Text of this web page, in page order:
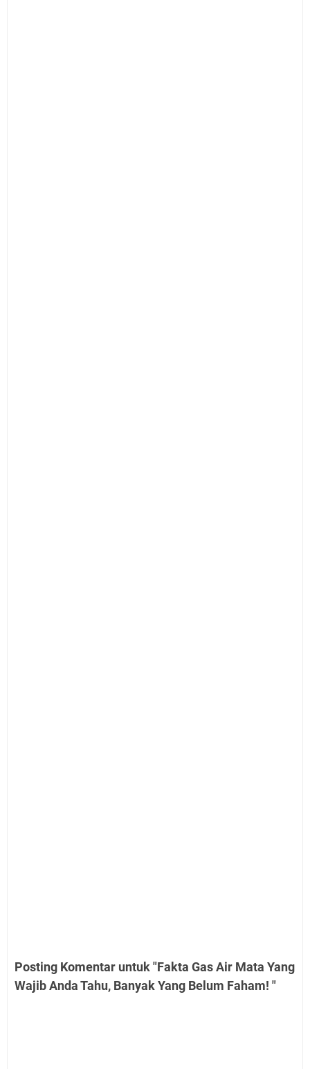
Posting Komentar untuk "Fakta Gas Air Mata Yang
Wajib Anda Tahu, Banyak Yang Belum Faham! "